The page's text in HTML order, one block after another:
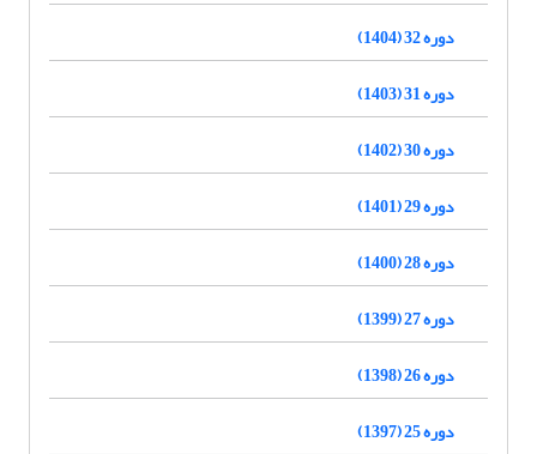
دوره 32 (1404)
دوره 31 (1403)
دوره 30 (1402)
دوره 29 (1401)
دوره 28 (1400)
دوره 27 (1399)
دوره 26 (1398)
دوره 25 (1397)